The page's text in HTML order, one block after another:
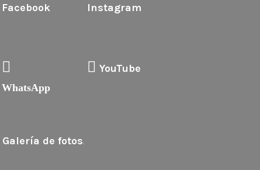
Facebook Instagram
WhatsApp
YouTube
Galería de fotos.